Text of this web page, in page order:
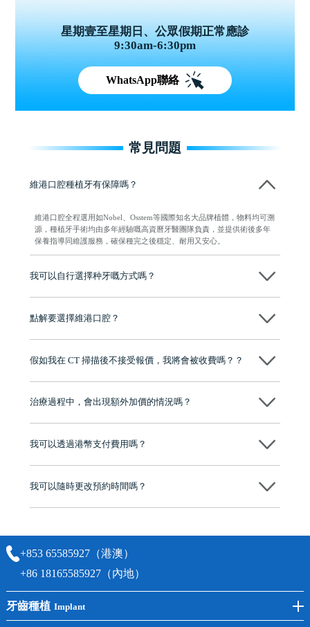
星期壹至星期日、公眾假期正常應診
9:30am-6:30pm
WhatsApp聯絡
常見問題
維港口腔種植牙有保障嗎？
維港口腔全程選用如Nobel、Osstem等國際知名大品牌植體，物料均可溯
源，種植牙手術均由多年經驗嘅高資曆牙醫團隊負責，並提供術後多年
保養指導同維護服務，確保種完之後穩定、耐用又安心。
我可以自行選擇种牙嘅方式嗎？
程及費用，未開始實際治療服務前，不會收取任何費用
點解要選擇維港口腔？
牌」、「2025香港企業領袖品牌」，是諾貝爾種植系統全球放心植牙中
至今已服務超過三十個國家和地區的顧客，受到粵港澳大灣區及周邊城
市市民極高的口碑評價及信任推薦 珠海、深圳設有八大分院，香港亦設
有咨詢及服務保障中心，有任何問題都可以隨時預約免費咨詢，讓人十
假如我在 CT 掃描後不接受報價，我將會被收費嗎？？
治療過程中，會出現額外加價的情況嗎？
不會，治療前我們會詳細說明治療方案及對應的價錢，顧客同意並簽字
我可以透過港幣支付費用嗎？
我可以隨時更改預約時間嗎？
+853 65585927（港澳）
+86 18165585927（內地）
牙齒種植 Implant